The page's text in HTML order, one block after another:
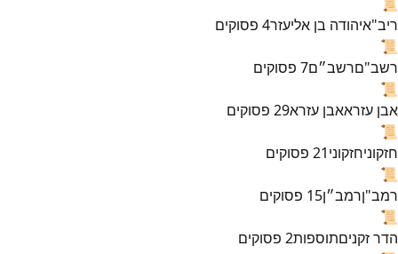
ריב"איהודה בן אליעזר4 פסוקים
📜
רשב"םרשב״ם7 פסוקים
📜
אבן עזראאבן עזרא29 פסוקים
📜
חזקוניחזקוני21 פסוקים
📜
רמב"ןרמב״ן15 פסוקים
📜
הדר זקניםתוספות2 פסוקים